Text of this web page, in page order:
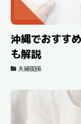
沖縄でおすす
も解説
夫婦関係